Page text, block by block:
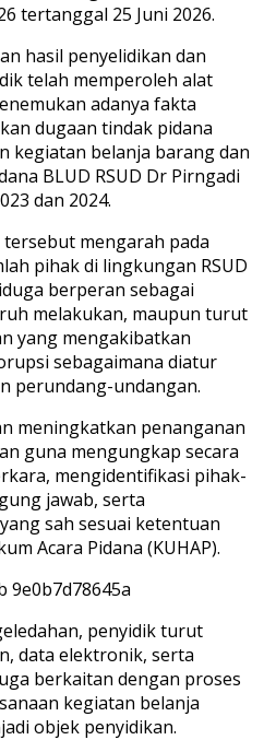
tertanggal 25 Juni 2026.
hasil penyelidikan dan
telah memperoleh alat
adanya fakta
dugaan tindak pidana
kegiatan belanja barang dan
BLUD RSUD Dr Pirngadi
dan 2024.
mengarah pada
pihak di lingkungan RSUD
berperan sebagai
melakukan, maupun turut
yang mengakibatkan
sebagaimana diatur
perundang-undangan.
meningkatkan penanganan
guna mengungkap secara
mengidentifikasi pihak-
jawab, serta
sah sesuai ketentuan
Acara Pidana (KUHAP).
penyidik turut
data elektronik, serta
berkaitan dengan proses
kegiatan belanja
objek penyidikan.